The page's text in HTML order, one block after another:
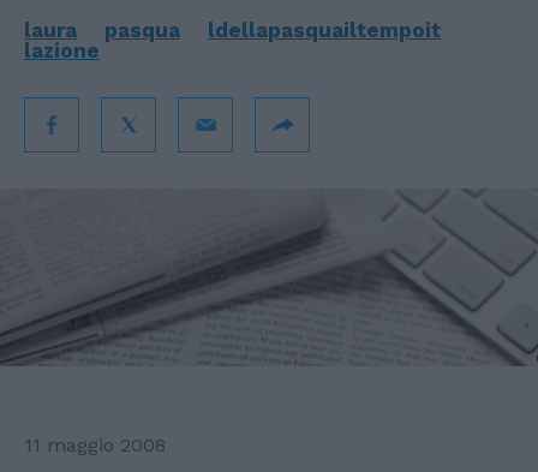
laura pasqua
ldellapasquailtempoit
lazione
11 maggio 2008